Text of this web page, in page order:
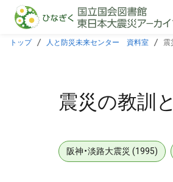
本文に飛ぶ
トップ 人と防災未来センター 資料室 震
震災の教訓
阪神・淡路大震災 (1995)